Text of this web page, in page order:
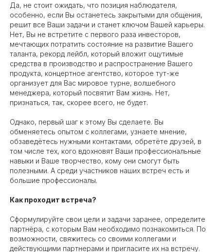
Да, не стоит ожидать, что позиция наблюдателя,
особенно, если Вы останетесь закрытыми для общения,
решит все Ваши задачи и станет ключом Вашей карьеры.
Нет, Вы не встретите с первого раза инвесторов,
мечтающих потратить состояние на развитие Вашего
таланта, рекорд лейбл, который вложит ощутимые
средства в производство и распространение Вашего
продукта, концертное агентство, которое тут-же
организует для Вас мировое турне, волшебного
менеджера, который посвятит Вам жизнь. Нет,
признаться, так, скорее всего, не будет.
Однако, первый шаг к этому Вы сделаете. Вы
обменяетесь опытом с коллегами, узнаете мнение,
обзаведётесь нужными контактами, обретёте друзей, в
том числе тех, кого вдохновят Ваши профессиональные
навыки и Ваше творчество, кому они смогут быть
полезными. А среди участников наших встреч есть и
большие профессионалы.
Как проходит встреча?
Сформулируйте свои цели и задачи заранее, определите
партнёра, с которым Вам необходимо познакомиться. По
возможности, свяжитесь со своими коллегами и
действующими партнерами и пригласите их на встречу.